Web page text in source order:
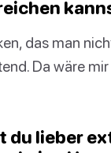
das man
Da wäre
du lieber